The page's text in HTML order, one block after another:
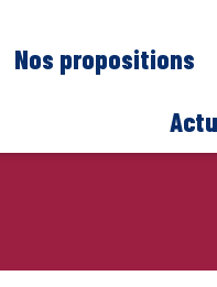
Nos propositions